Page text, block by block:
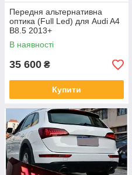
Передня альтернативна
оптика (Full Led) для Audi A4
B8.5 2013+
В наявності
35 600 ₴
Купити